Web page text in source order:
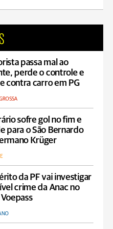
passa mal ao
perde o controle e
contra carro em PG
sofre gol no fim e
para o São Bernardo
Krüger
da PF vai investigar
crime da Anac no